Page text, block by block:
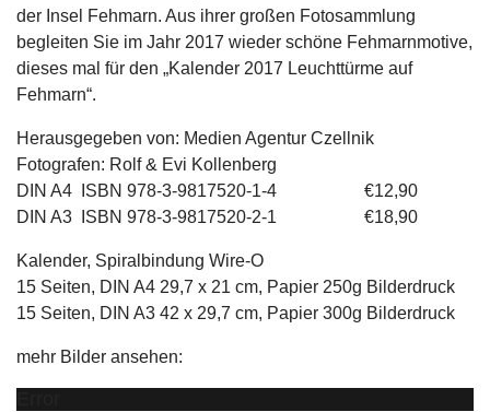
der Insel Fehmarn. Aus ihrer großen Fotosammlung
begleiten Sie im Jahr 2017 wieder schöne Fehmarnmotive,
dieses mal für den „Kalender 2017 Leuchttürme auf
Fehmarn“.
Herausgegeben von: Medien Agentur Czellnik
Fotografen: Rolf & Evi Kollenberg
DIN A4 ISBN 978-3-9817520-1-4 €12,90
DIN A3 ISBN 978-3-9817520-2-1 €18,90
Kalender, Spiralbindung Wire-O
15 Seiten, DIN A4 29,7 x 21 cm, Papier 250g Bilderdruck
15 Seiten, DIN A3 42 x 29,7 cm, Papier 300g Bilderdruck
mehr Bilder ansehen: